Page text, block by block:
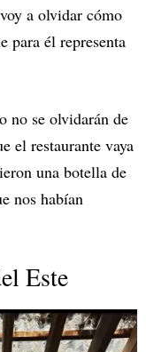
a olvidar cómo
para él representa
no se olvidarán de
el restaurante vaya
una botella de
nos habían
Este